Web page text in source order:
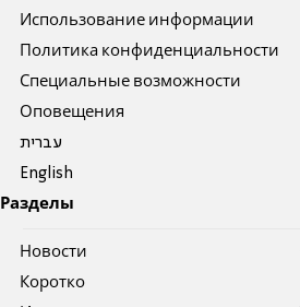
Использование информации
Политика конфиденциальности
Специальные возможности
Оповещения
עברית
English
Разделы
Новости
Коротко